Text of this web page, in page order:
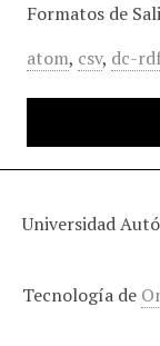
Formatos de
atom, csv, dc-
Universidad
Tecnología de